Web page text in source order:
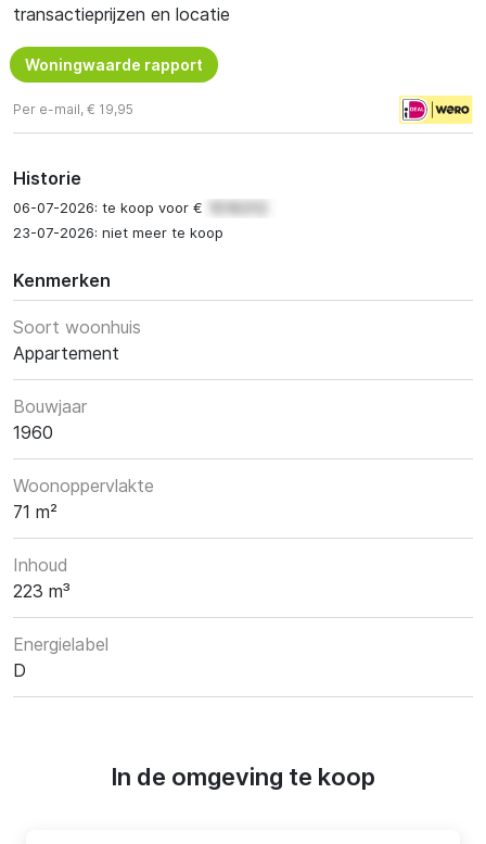
transactieprijzen en locatie
Woningwaarde rapport
Per e-mail, € 19,95
Historie
06-07-2026: te koop voor €
23-07-2026: niet meer te koop
Kenmerken
Soort woonhuis
Appartement
Bouwjaar
1960
Woonoppervlakte
71 m²
Inhoud
223 m³
Energielabel
D
In de omgeving te koop